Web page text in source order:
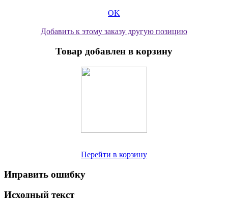
OK
Добавить к этому заказу другую позицию
Товар добавлен в корзину
Перейти в корзину
Иправить ошибку
Исходный текст